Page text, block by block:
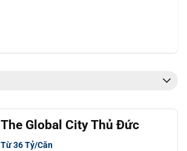
The Global City Thủ Đức
Từ 36 Tỷ/Căn